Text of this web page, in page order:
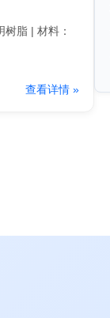
脂 | 材料：
查看详情 »